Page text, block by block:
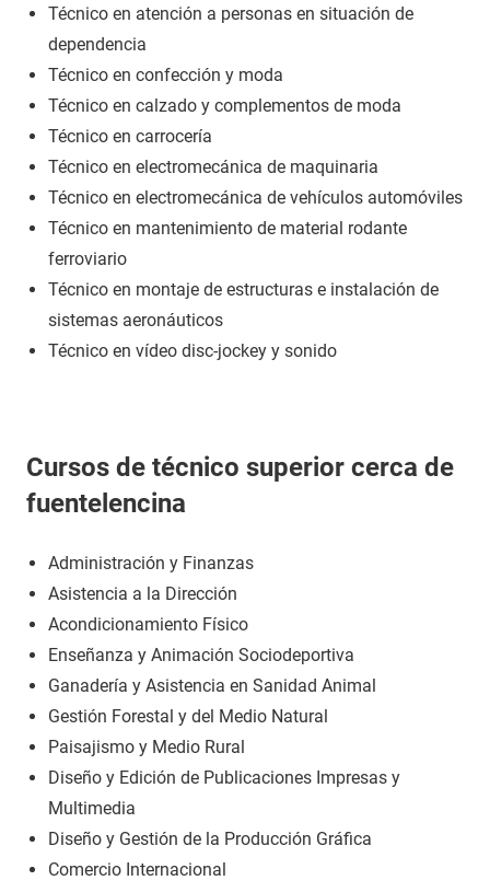
Técnico en atención a personas en situación de
dependencia
Técnico en confección y moda
Técnico en calzado y complementos de moda
Técnico en carrocería
Técnico en electromecánica de maquinaria
Técnico en electromecánica de vehículos automóviles
Técnico en mantenimiento de material rodante
ferroviario
Técnico en montaje de estructuras e instalación de
sistemas aeronáuticos
Técnico en vídeo disc-jockey y sonido
Cursos de técnico superior cerca de
fuentelencina
Administración y Finanzas
Asistencia a la Dirección
Acondicionamiento Físico
Enseñanza y Animación Sociodeportiva
Ganadería y Asistencia en Sanidad Animal
Gestión Forestal y del Medio Natural
Paisajismo y Medio Rural
Diseño y Edición de Publicaciones Impresas y
Multimedia
Diseño y Gestión de la Producción Gráfica
Comercio Internacional